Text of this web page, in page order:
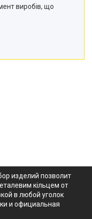
виробів, що
изделий позволит
кільцем от
в любой уголок
и официальная